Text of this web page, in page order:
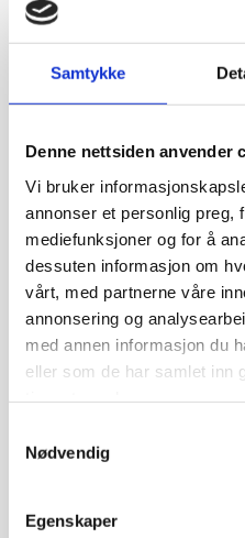
Samtykke
Denne nettsiden anvender
Vi bruker
annonser et personlig preg,
mediefunksjoner og for å
dessuten informasjon om
vårt, med partnerne våre
annonsering og
med annen informasjon du
eller som de har samlet inn
Nødvendig
Egenskaper
Styremøte 1 2020
Styremøte 2 2020
Styremøte 3 2020
Styremøte 4 2020
Styremøte 5 2020
Styremøte 6 2020
Styremøte 7 2020